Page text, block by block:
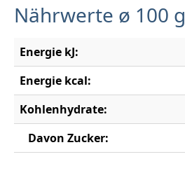
Nährwerte ø 100 g
Energie kJ:
Energie kcal:
Kohlenhydrate:
Davon Zucker: